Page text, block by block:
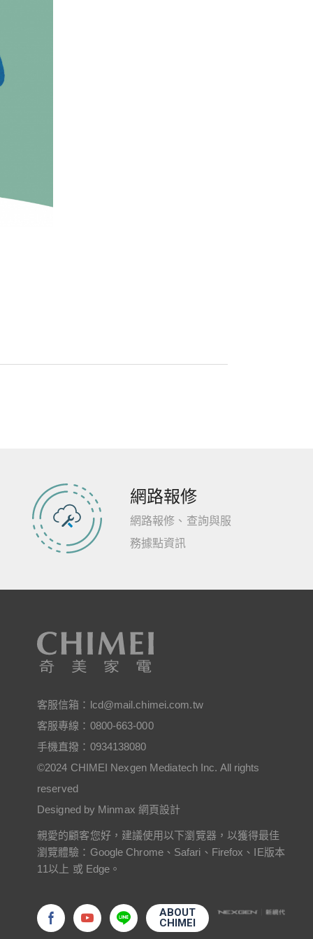
網路報修
網路報修、查詢與服
務據點資訊
客服信箱： lcd@mail.chimei.com.tw
客服專線： 0800-663-000
手機直撥： 0934138080
©2024 CHIMEI Nexgen Mediatech Inc. All rights
reserved
Designed by Minmax 網頁設計
親愛的顧客您好，建議使用以下瀏覽器，以獲得最佳
瀏覽體驗：Google Chrome、Safari、Firefox、IE版本
11以上 或 Edge。
ABOUT
CHIMEI